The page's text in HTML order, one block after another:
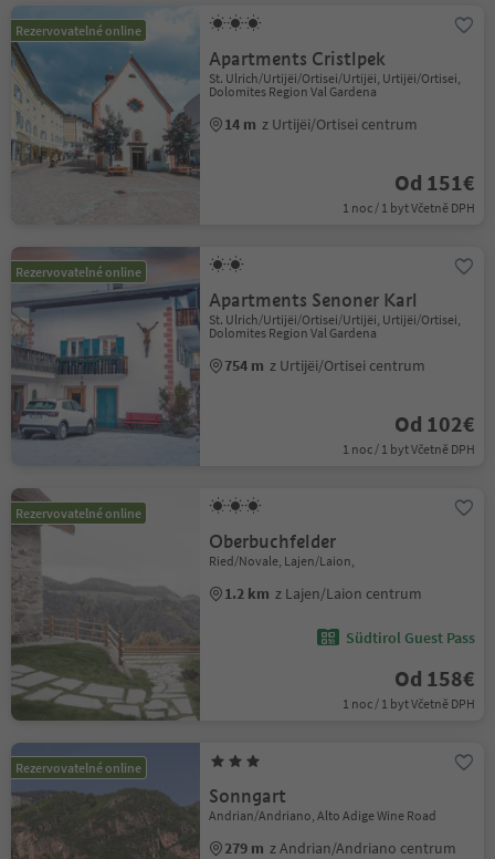
Rezervovatelné online
Apartments Cristlpek
St. Ulrich/Urtijëi/Ortisei/Urtijëi, Urtijëi/Ortisei,
Dolomites Region Val Gardena
14 m z Urtijëi/Ortisei centrum
Od 151€
1 noc / 1 byt Včetně DPH
Rezervovatelné online
Apartments Senoner Karl
St. Ulrich/Urtijëi/Ortisei/Urtijëi, Urtijëi/Ortisei,
Dolomites Region Val Gardena
754 m z Urtijëi/Ortisei centrum
Od 102€
1 noc / 1 byt Včetně DPH
Rezervovatelné online
Oberbuchfelder
Ried/Novale, Lajen/Laion,
1.2 km z Lajen/Laion centrum
Südtirol Guest Pass
Od 158€
1 noc / 1 byt Včetně DPH
Rezervovatelné online
Sonngart
Andrian/Andriano, Alto Adige Wine Road
279 m z Andrian/Andriano centrum